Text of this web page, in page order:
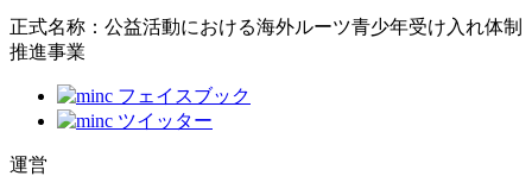
正式名称：公益活動における海外ルーツ青少年受け入れ体制
推進事業
運営